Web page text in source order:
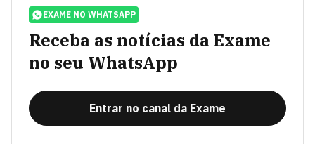
EXAME NO WHATSAPP
Receba as notícias da Exame
no seu WhatsApp
Entrar no canal da Exame